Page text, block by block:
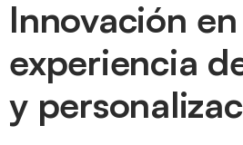
Innovación en
experiencia
y